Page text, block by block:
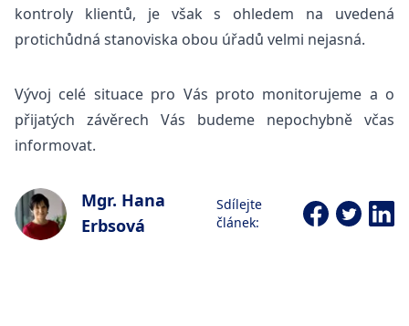
kontroly klientů, je však s ohledem na uvedená
protichůdná stanoviska obou úřadů velmi nejasná.
Vývoj celé situace pro Vás proto monitorujeme a o
přijatých závěrech Vás budeme nepochybně včas
informovat.
Mgr. Hana
Erbsová
Sdílejte
článek: